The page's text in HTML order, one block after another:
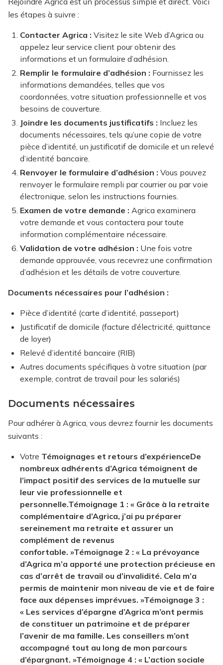
les étapes à suivre :
Contacter Agrica : Visitez le site Web d’Agrica ou
appelez leur service client pour obtenir des
informations et un formulaire d’adhésion.
Remplir le formulaire d’adhésion : Fournissez les
informations demandées, telles que vos
coordonnées, votre situation professionnelle et vos
besoins de couverture.
Joindre les documents justificatifs : Incluez les
documents nécessaires, tels qu’une copie de votre
pièce d’identité, un justificatif de domicile et un relevé
d’identité bancaire.
Renvoyer le formulaire d’adhésion : Vous pouvez
renvoyer le formulaire rempli par courrier ou par voie
électronique, selon les instructions fournies.
Examen de votre demande : Agrica examinera
votre demande et vous contactera pour toute
information complémentaire nécessaire.
Validation de votre adhésion : Une fois votre
demande approuvée, vous recevrez une confirmation
d’adhésion et les détails de votre couverture.
Documents nécessaires pour l’adhésion :
Pièce d’identité (carte d’identité, passeport)
Justificatif de domicile (facture d’électricité, quittance
de loyer)
Relevé d’identité bancaire (RIB)
Autres documents spécifiques à votre situation (par
exemple, contrat de travail pour les salariés)
Documents nécessaires
Pour adhérer à Agrica, vous devrez fournir les documents
suivants :
Votre Témoignages et retours d’expérienceDe
nombreux adhérents d’Agrica témoignent de
l’impact positif des services de la mutuelle sur
leur vie professionnelle et
personnelle.Témoignage 1 : « Grâce à la retraite
complémentaire d’Agrica, j’ai pu préparer
sereinement ma retraite et assurer un
complément de revenus
confortable. »Témoignage 2 : « La prévoyance
d’Agrica m’a apporté une protection précieuse en
cas d’arrêt de travail ou d’invalidité. Cela m’a
permis de maintenir mon niveau de vie et de faire
face aux dépenses imprévues. »Témoignage 3 :
« Les services d’épargne d’Agrica m’ont permis
de constituer un patrimoine et de préparer
l’avenir de ma famille. Les conseillers m’ont
accompagné tout au long de mon parcours
d’épargnant. »Témoignage 4 : « L’action sociale